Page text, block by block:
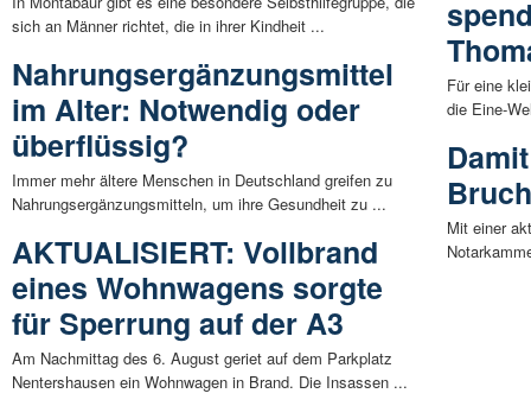
sich an Männer richtet, die in ihrer Kindheit ...
Nahrungsergänzungsmittel
im Alter: Notwendig oder
überflüssig?
Immer mehr ältere Menschen in Deutschland greifen zu
Nahrungsergänzungsmitteln, um ihre Gesundheit zu ...
AKTUALISIERT: Vollbrand
eines Wohnwagens sorgte
für Sperrung auf der A3
Am Nachmittag des 6. August geriet auf dem Parkplatz
Nentershausen ein Wohnwagen in Brand. Die Insassen ...
Für eine
die Eine-
Mit einer